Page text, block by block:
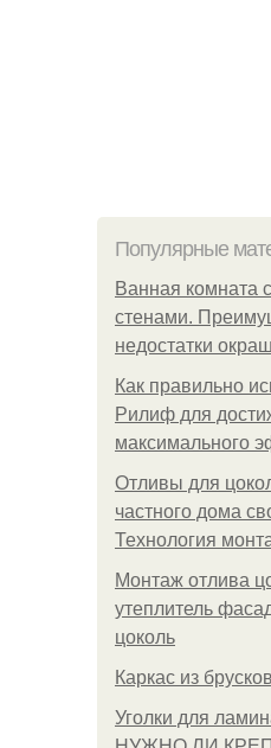
Популярные
Ванная комната
стенами.
недостатки
Как правильно
Рилиф для
максимального
Отливы для
частного дома
Технология
Монтаж отлива
утеплитель
цоколь
Каркас из
Уголки для